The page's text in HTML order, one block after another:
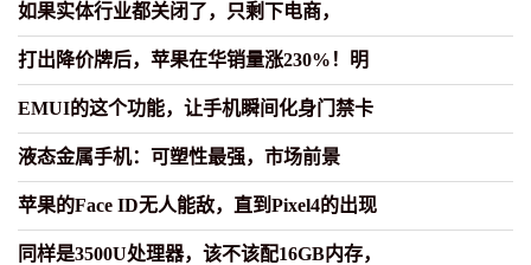
如果实体行业都关闭了，只剩下电商，
打出降价牌后，苹果在华销量涨230%！明
EMUI的这个功能，让手机瞬间化身门禁卡
液态金属手机：可塑性最强，市场前景
苹果的Face ID无人能敌，直到Pixel4的出现
同样是3500U处理器，该不该配16GB内存，